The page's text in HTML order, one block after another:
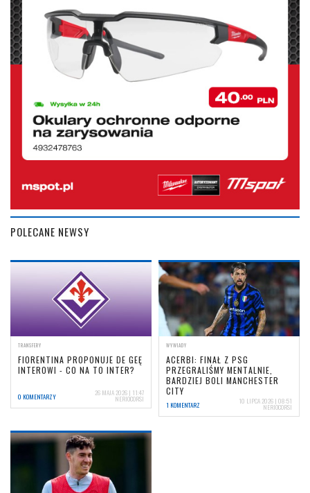
POLECANE NEWSY
TRANSFERY
FIORENTINA PROPONUJE DE GEĘ
INTEROWI - CO NA TO INTER?
0 KOMENTARZY 26 MAJA 2026 | 11:47
NERIOCORSI
WYWIADY
ACERBI: FINAŁ Z PSG
PRZEGRALIŚMY MENTALNIE,
BARDZIEJ BOLI MANCHESTER
CITY
1 KOMENTARZ 10 LIPCA 2026 | 08:51
NERIOCORSI